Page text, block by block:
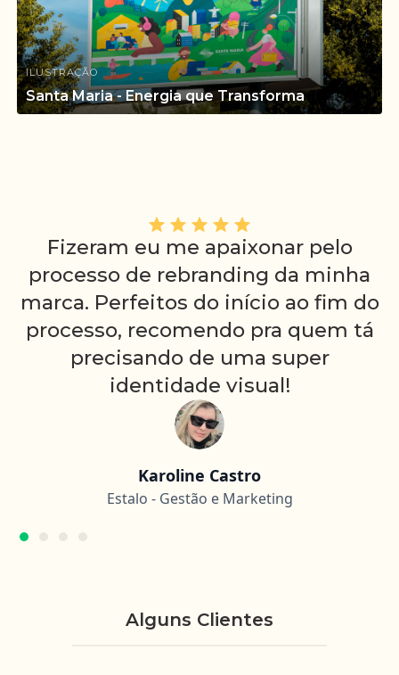
ILUSTRAÇÃO
Santa Maria - Energia que Transforma
Fizeram eu me apaixonar pelo
processo de rebranding da minha
marca. Perfeitos do início ao fim do
processo, recomendo pra quem tá
precisando de uma super
identidade visual!
Karoline Castro
Estalo - Gestão e Marketing
Alguns Clientes